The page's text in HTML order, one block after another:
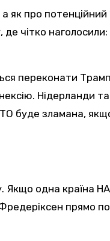
про потенційний
чітко наголосили:
переконати
Нідерланди
буде зламана,
Якщо одна країна
Фредеріксен